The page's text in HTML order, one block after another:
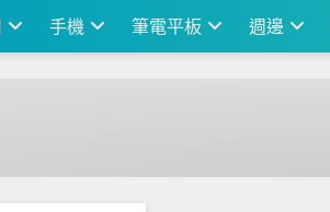
手機 筆電平板 週邊